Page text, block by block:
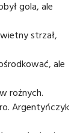
gola, ale
strzał,
ale
rożnych.
Argentyńczyk